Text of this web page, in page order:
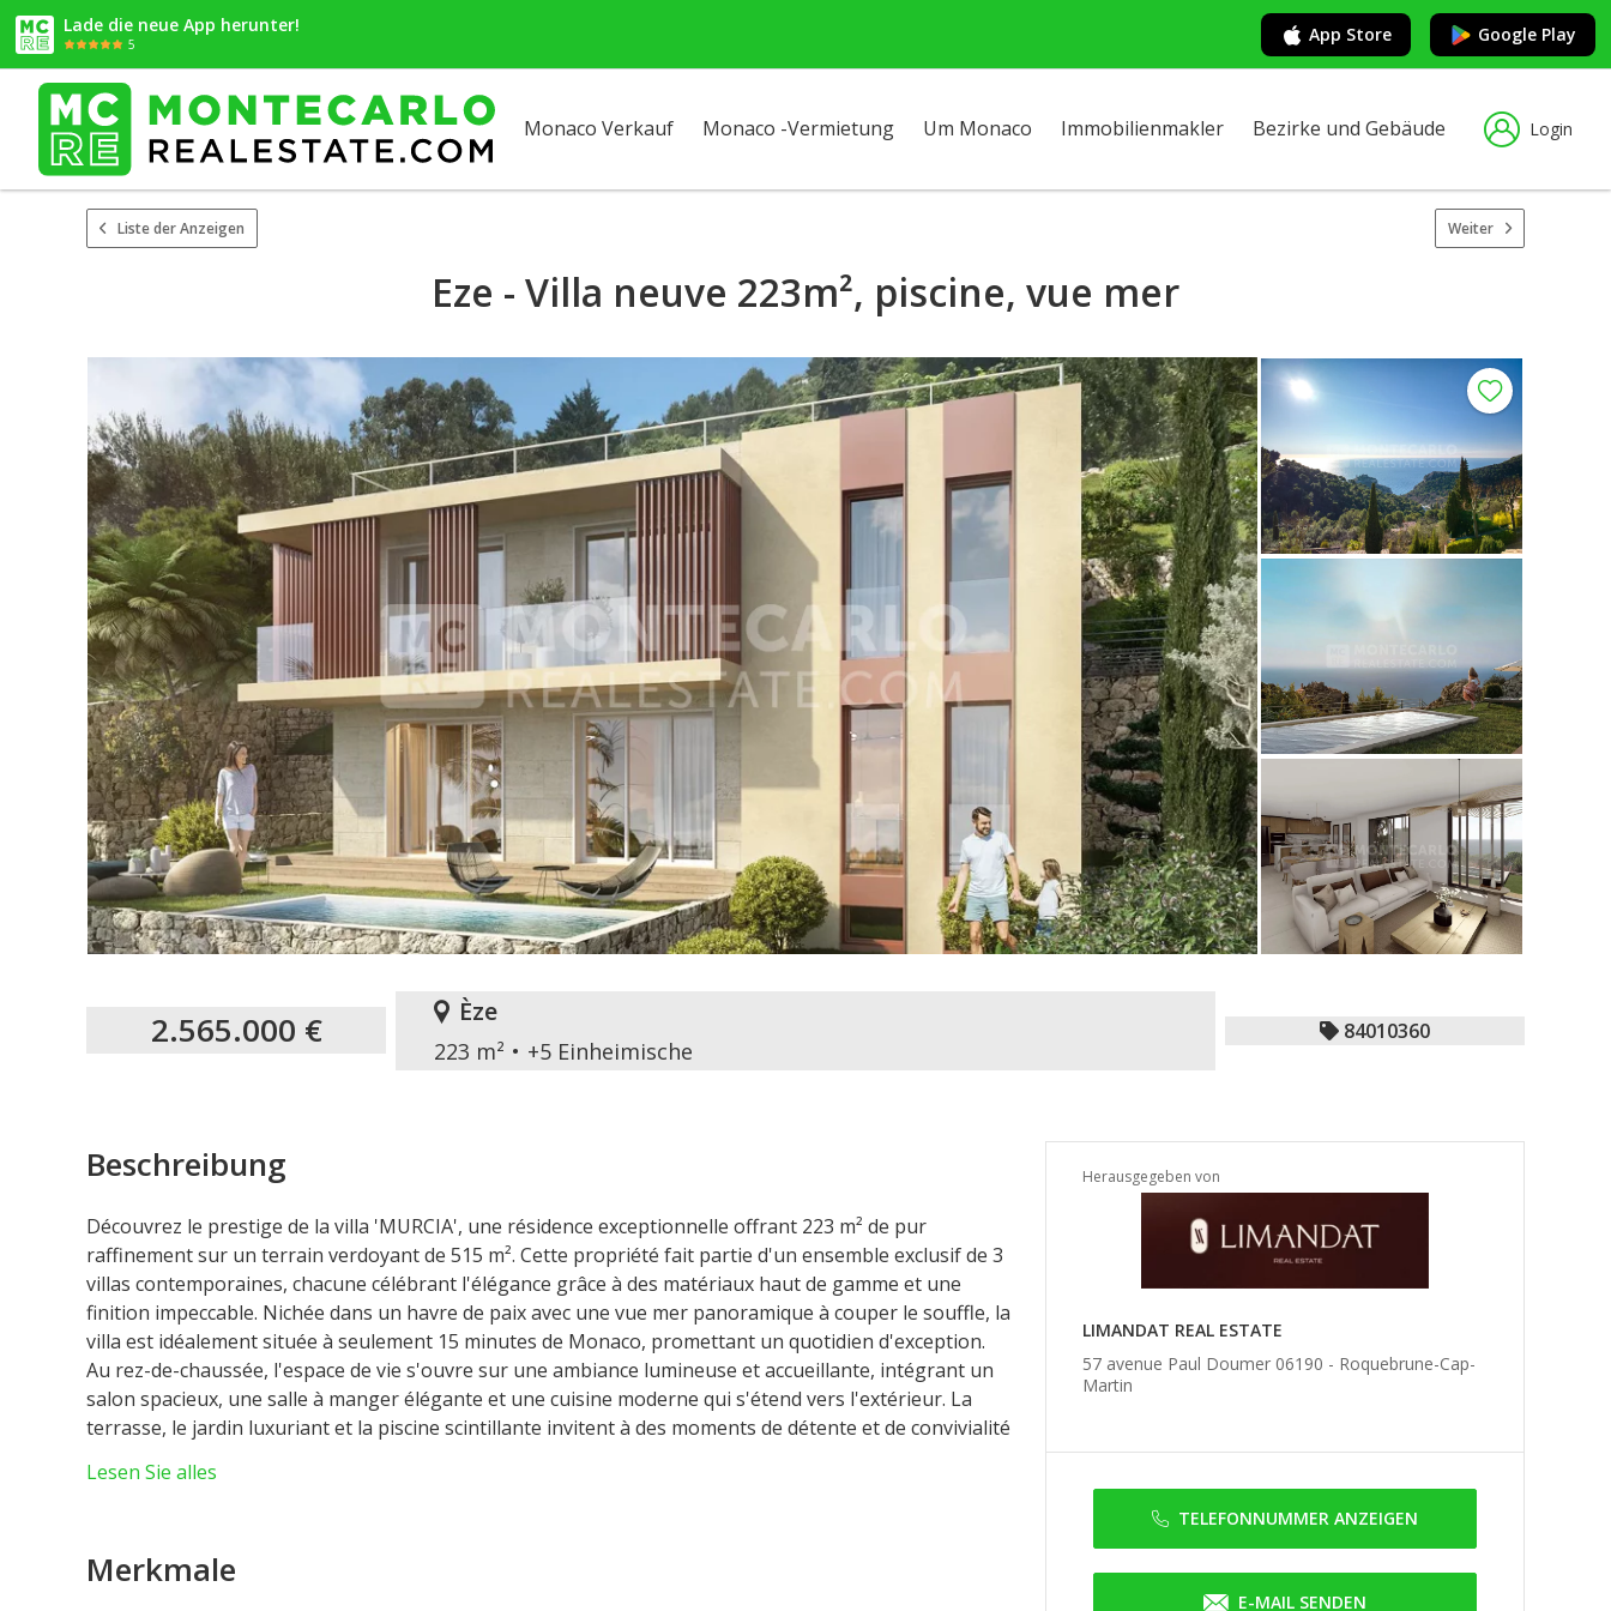
Lade die neue App herunter!
5 App Store Google Play
Monaco Verkauf Monaco -Vermietung Um Monaco Immobilienmakler Bezirke und Gebäude Login
Liste der Anzeigen Weiter
Eze - Villa neuve 223m², piscine, vue mer
2.565.000 € Èze
223 m² +5 Einheimische
84010360
Herausgegeben von
LIMANDAT REAL ESTATE
57 avenue Paul Doumer 06190 - Roquebrune-Cap-
Martin
TELEFONNUMMER ANZEIGEN
E-MAIL SENDEN
Beschreibung
Découvrez le prestige de la villa 'MURCIA', une résidence exceptionnelle offrant 223 m² de pur
raffinement sur un terrain verdoyant de 515 m². Cette propriété fait partie d'un ensemble exclusif de 3
villas contemporaines, chacune célébrant l'élégance grâce à des matériaux haut de gamme et une
finition impeccable. Nichée dans un havre de paix avec une vue mer panoramique à couper le souffle, la
villa est idéalement située à seulement 15 minutes de Monaco, promettant un quotidien d'exception.
Au rez-de-chaussée, l'espace de vie s'ouvre sur une ambiance lumineuse et accueillante, intégrant un
salon spacieux, une salle à manger élégante et une cuisine moderne qui s'étend vers l'extérieur. La
terrasse, le jardin luxuriant et la piscine scintillante invitent à des moments de détente et de convivialité
d'abondants rangements pour une organisation optimale.
chambres, chacune dotée de son propre dressing, partagent une salle de douche moderne et des
Lesen Sie alles
Merkmale